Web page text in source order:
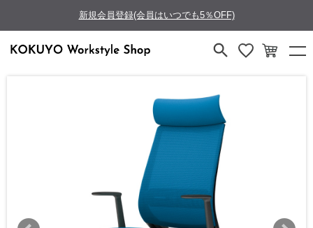
新規会員登録(会員はいつでも5％OFF)